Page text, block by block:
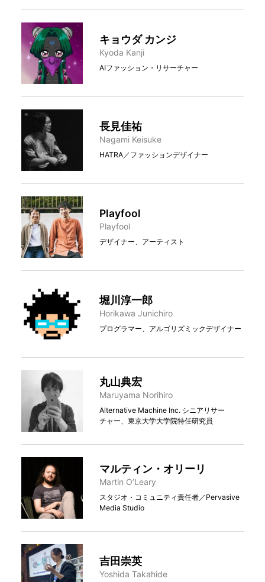
キョウダ カンジ
Kyoda Kanji
AIファッション・リサーチャー
長見佳祐
Nagami Keisuke
HATRA／ファッションデザイナー
Playfool
Playfool
デザイナー、アーティスト
堀川淳⼀郎
Horikawa Junichiro
プログラマー、アルゴリズミックデザイナー
丸⼭典宏
Maruyama Norihiro
Alternative Machine Inc. シニアリサー
チャー、東京大学大学院特任研究員
マルティン・オリーリ
Martin O’Leary
スタジオ・コミュニティ責任者／Pervasive
Media Studio
吉田崇英
Yoshida Takahide